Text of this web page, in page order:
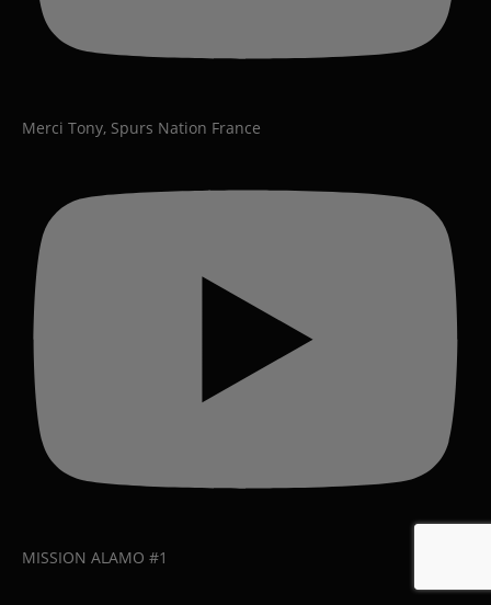
Merci Tony, Spurs Nation France
MISSION ALAMO #1